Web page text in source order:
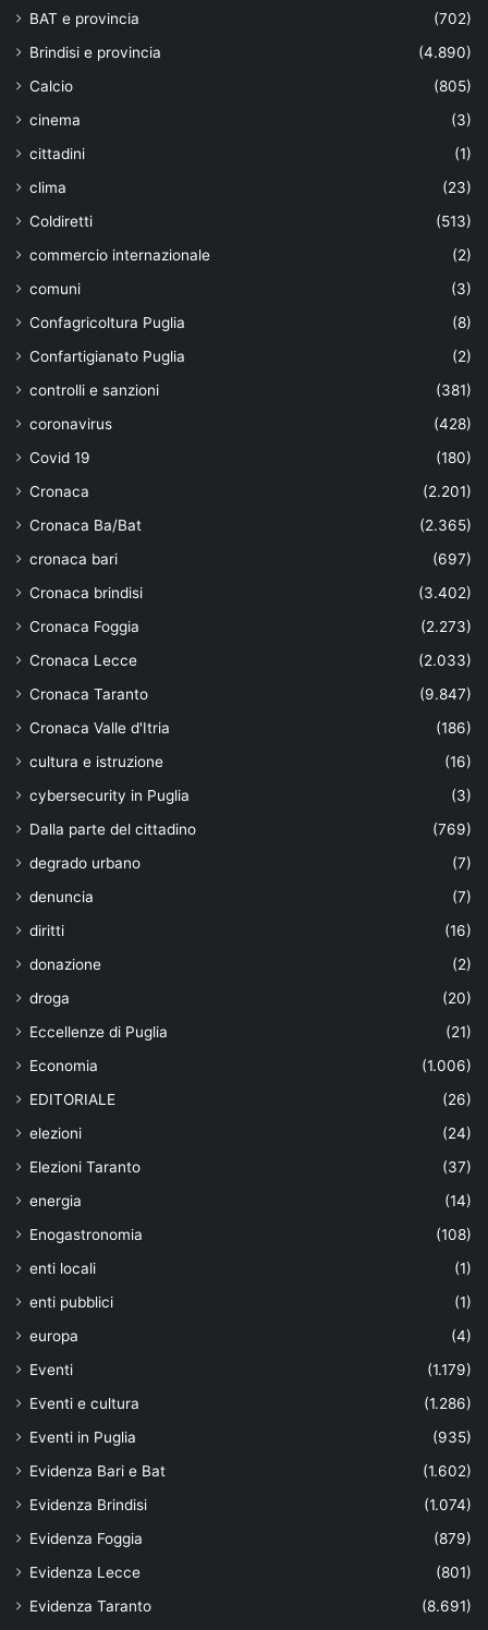
BAT e provincia
(702)
Brindisi e provincia
(4.890)
Calcio
(805)
cinema
(3)
cittadini
(1)
clima
(23)
Coldiretti
(513)
commercio internazionale
(2)
comuni
(3)
Confagricoltura Puglia
(8)
Confartigianato Puglia
(2)
controlli e sanzioni
(381)
coronavirus
(428)
Covid 19
(180)
Cronaca
(2.201)
Cronaca Ba/Bat
(2.365)
cronaca bari
(697)
Cronaca brindisi
(3.402)
Cronaca Foggia
(2.273)
Cronaca Lecce
(2.033)
Cronaca Taranto
(9.847)
Cronaca Valle d'Itria
(186)
cultura e istruzione
(16)
cybersecurity in Puglia
(3)
Dalla parte del cittadino
(769)
degrado urbano
(7)
denuncia
(7)
diritti
(16)
donazione
(2)
droga
(20)
Eccellenze di Puglia
(21)
Economia
(1.006)
EDITORIALE
(26)
elezioni
(24)
Elezioni Taranto
(37)
energia
(14)
Enogastronomia
(108)
enti locali
(1)
enti pubblici
(1)
europa
(4)
Eventi
(1.179)
Eventi e cultura
(1.286)
Eventi in Puglia
(935)
Evidenza Bari e Bat
(1.602)
Evidenza Brindisi
(1.074)
Evidenza Foggia
(879)
Evidenza Lecce
(801)
Evidenza Taranto
(8.691)